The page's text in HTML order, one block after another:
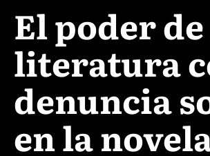
El poder
literatura
denuncia
en la